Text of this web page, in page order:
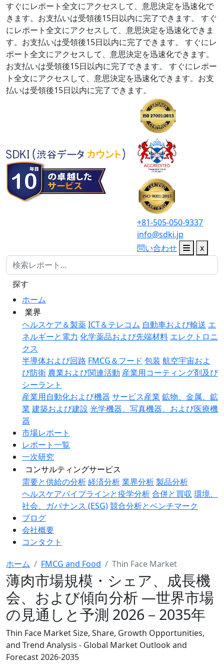
すぐにレポート全文にアクセスして、意思決定を迅速化で
きます。お支払いは受領後15日以内に完了できます。
すぐ
にレポート全文にアクセスして、意思決定を迅速化できま
す。お支払いは受領後15日以内に完了できます。
すぐにレ
ポート全文にアクセスして、意思決定を迅速化できます。
お支払いは受領後15日以内に完了できます。
すぐにレポー
ト全文にアクセスして、意思決定を迅速化できます。お支
払いは受領後15日以内に完了できます。
+81-505-050-9337
info@sdki.jp
問い合わせ
x
ホーム
業界
ヘルスケア＆製薬ICT＆テレコム 自動車および輸送 エ
ネルギーと電力 化学薬品および先端材料 エレクトロニ
クス
半導体および回路 FMCG＆フード 包装 航空宇宙およ
び防衛 農業および関連活動 産業用コーティング剤及び
シーラント
産業用自動化および機器 サービス産業 鉱物、金属、鉱
業 建築および建設 光学機器、写真機器、および医療機
器
市場レポート
レポート一覧
一次研究
コンサルティングサービス
需要と供給の分析経済分析業界分析製品分析
ヘルスケアパイプラインと疫学分析合併と買収 環境、
社会、ガバナンス (ESG)競合分析とベンチマーク
ブログ
会社概要
コンタクト
探す
ホーム FMCG and Food Thin Face Market
薄肉市場規模・シェア、成長機
会、および傾向分析 ―世界市場
の見通しと予測 2026－2035年
Thin Face Market Size, Share, Growth Opportunities,
and Trend Analysis - Global Market Outlook and
Forecast 2026-2035